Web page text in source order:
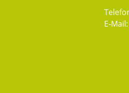
E-Mail: